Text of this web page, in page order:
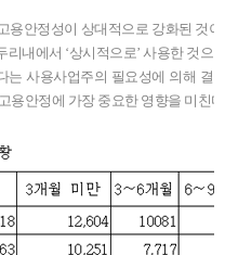
용안정성이 상대적으로 강화된 것
내에서 ‘상시적으로’ 사용한 것으
는 사용사업주의 필요성에 의해 결
용안정에 가장 중요한 영향을 미친